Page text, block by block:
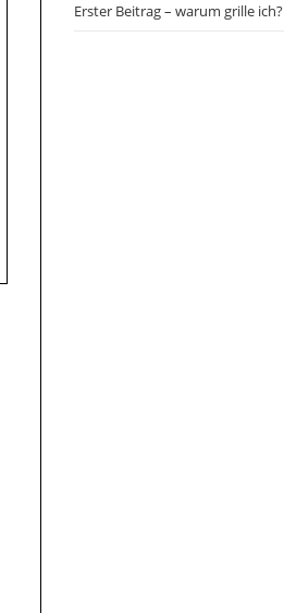
Erster Beitrag – warum grille ich?